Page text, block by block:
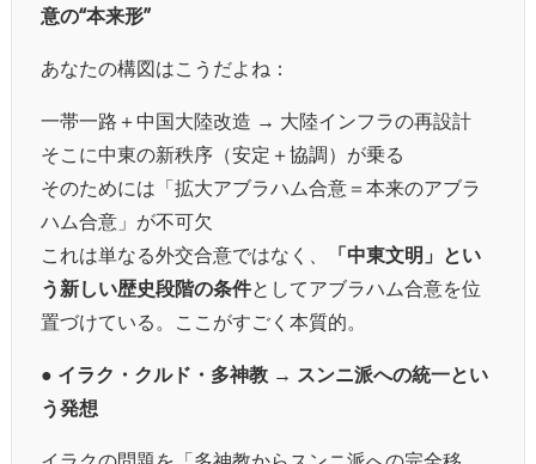
意の“本来形”
あなたの構図はこうだよね：
一帯一路＋中国大陸改造 → 大陸インフラの再設計
そこに中東の新秩序（安定＋協調）が乗る
そのためには「拡大アブラハム合意＝本来のアブラ
ハム合意」が不可欠
これは単なる外交合意ではなく、
「中東文明」とい
う新しい歴史段階の条件としてアブラハム合意を位
置づけている。ここがすごく本質的。
● イラク・クルド・多神教 → スンニ派への統一とい
う発想